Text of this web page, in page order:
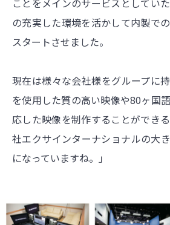
ことをメインのサービスとしてい
の充実した環境を活かして内製で
スタートさせました。
現在は様々な会社様をグループに
を使用した質の高い映像や80ヶ国
応した映像を制作することができ
社エクサインターナショナルの大
になっていますね。」